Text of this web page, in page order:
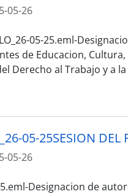
05-26
05-25.eml-
de Educacion, Cultura,
Derecho al Trabajo y a
05-26
Designacion de